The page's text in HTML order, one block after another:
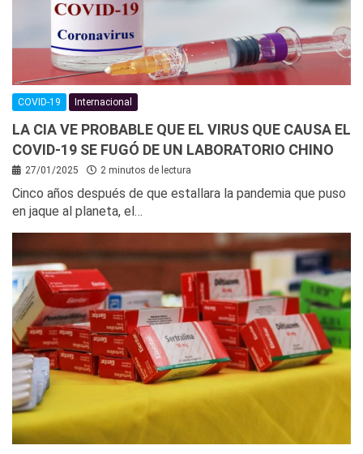
COVID-19 Internacional
LA CIA VE PROBABLE QUE EL VIRUS QUE CAUSA EL
COVID-19 SE FUGÓ DE UN LABORATORIO CHINO
27/01/2025 2 minutos de lectura
Cinco años después de que estallara la pandemia que puso
en jaque al planeta, el…